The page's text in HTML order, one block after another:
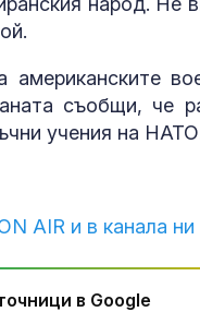
съобщи, че
учения на
AIR и в канала ни
в Google